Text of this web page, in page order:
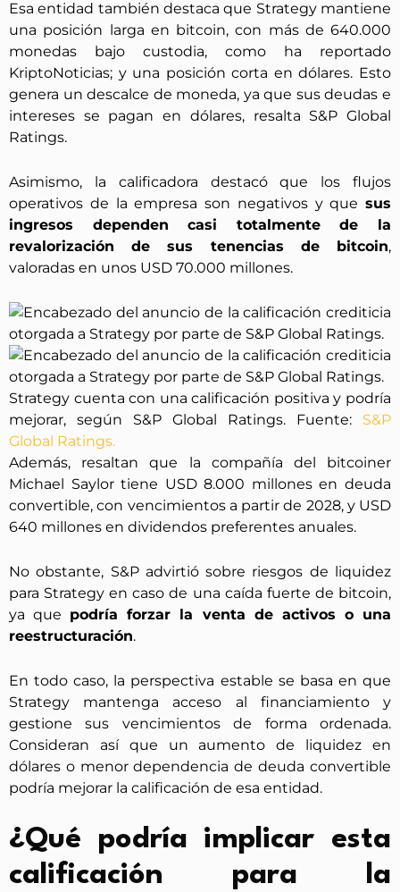
Esa entidad también destaca que Strategy mantiene
una posición larga en bitcoin, con más de 640.000
monedas bajo custodia, como ha reportado
KriptoNoticias; y una posición corta en dólares. Esto
genera un descalce de moneda, ya que sus deudas e
intereses se pagan en dólares, resalta S&P Global
Ratings.
Asimismo, la calificadora destacó que los flujos
operativos de la empresa son negativos y que sus
ingresos dependen casi totalmente de la
revalorización de sus tenencias de bitcoin,
valoradas en unos USD 70.000 millones.
Strategy cuenta con una calificación positiva y podría
mejorar, según S&P Global Ratings. Fuente: S&P
Global Ratings.
Además, resaltan que la compañía del bitcoiner
Michael Saylor tiene USD 8.000 millones en deuda
convertible, con vencimientos a partir de 2028, y USD
640 millones en dividendos preferentes anuales.
No obstante, S&P advirtió sobre riesgos de liquidez
para Strategy en caso de una caída fuerte de bitcoin,
ya que podría forzar la venta de activos o una
reestructuración.
En todo caso, la perspectiva estable se basa en que
Strategy mantenga acceso al financiamiento y
gestione sus vencimientos de forma ordenada.
Consideran así que un aumento de liquidez en
dólares o menor dependencia de deuda convertible
podría mejorar la calificación de esa entidad.
¿Qué podría implicar esta
calificación para la